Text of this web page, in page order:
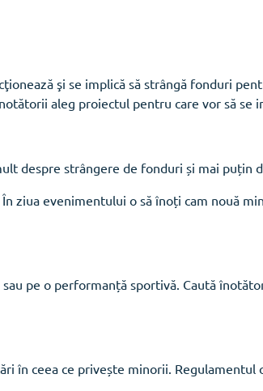
şi se implică să strângă fonduri
aleg proiectul pentru care vor să se
despre strângere de fonduri și mai puțin
ziua evenimentului o să înoți cam nouă
pe o performanță sportivă. Caută
în ceea ce privește minorii. Regulamentul